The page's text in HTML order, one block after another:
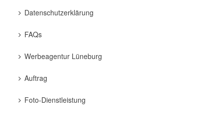
Datenschutzerklärung
FAQs
Werbeagentur Lüneburg
Auftrag
Foto-Dienstleistung